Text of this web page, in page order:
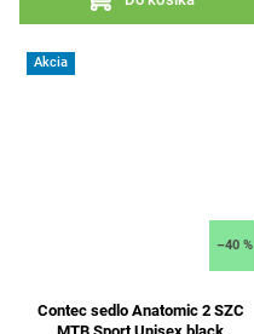
Akcia
–40 %
Contec sedlo Anatomic 2 SZC